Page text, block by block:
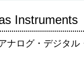
Instruments
ナログ・デジタル